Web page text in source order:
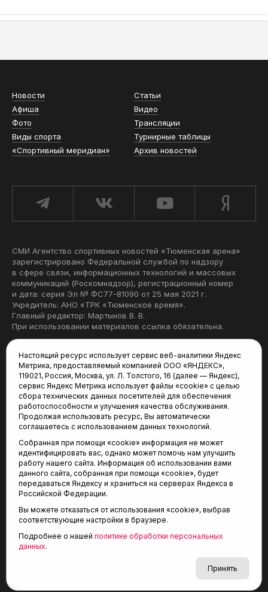
Новости
Статьи
Афиша
Видео
Фото
Трансляции
Виды спорта
Турнирные таблицы
«Спортивный меридиан»
Архив новостей
СМИ Агентство спортивных новостей «Тюменская арена»
зарегистрировано Федеральной службой по надзору
в сфере связи, информационных технологий и массовых
коммуникаций (Роскомнадзор), регистрационный номер
и дата: серия Эл № ФС77-81090 от 25 мая 2021 г.
Учредитель: АНО «ТРК «Тюменское время».
Главный редактор: Мартынов В. В.
При использовании материалов ссылка обязательна.
Редакция:
625035, Тюмень, пр. Геологоразведчиков, 28А
(3452) 68-22-28
tum-arena@mail.ru
Отдел продаж:
(3452) 68-89-78
kotovaev@sibinformburo.ru
© 2001-2026 Агентство спортивных новостей
Настоящий ресурс использует сервис веб-аналитики Яндекс
Метрика, предоставляемый компанией ООО «ЯНДЕКС»,
119021, Россия, Москва, ул. Л. Толстого, 16 (далее — Яндекс),
сервис Яндекс Метрика использует файлы «cookie» с целью
сбора технических данных посетителей для обеспечения
работоспособности и улучшения качества обслуживания.
Продолжая использовать ресурс, Вы автоматически
соглашаетесь с использованием данных технологий.
Собранная при помощи «cookie» информация не может
идентифицировать вас, однако может помочь нам улучшить
работу нашего сайта. Информация об использовании вами
данного сайта, собранная при помощи «cookie», будет
передаваться Яндексу и храниться на серверах Яндекса в
Российской Федерации.
Вы можете отказаться от использования «cookie», выбрав
соответствующие настройки в браузере.
Подробнее о нашей политике обработки персональных
данных.
Принять